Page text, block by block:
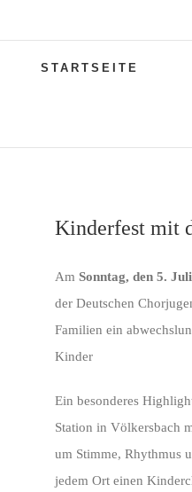
Inhalt
springen
nach:
STARTSEITE
Kinderfest mit
Am Sonntag, den 5.
der Deutschen
Familien ein
Kinder
Ein besonderes
Station in Völkersbach
um Stimme, Rhythmus
jedem Ort einen